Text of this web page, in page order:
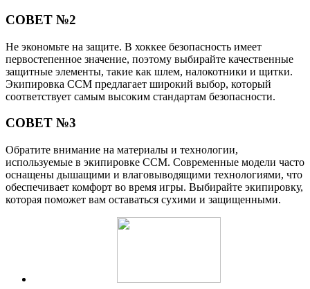
СОВЕТ №2
Не экономьте на защите. В хоккее безопасность имеет
первостепенное значение, поэтому выбирайте качественные
защитные элементы, такие как шлем, налокотники и щитки.
Экипировка CCM предлагает широкий выбор, который
соответствует самым высоким стандартам безопасности.
СОВЕТ №3
Обратите внимание на материалы и технологии,
используемые в экипировке CCM. Современные модели часто
оснащены дышащими и влаговыводящими технологиями, что
обеспечивает комфорт во время игры. Выбирайте экипировку,
которая поможет вам оставаться сухими и защищенными.